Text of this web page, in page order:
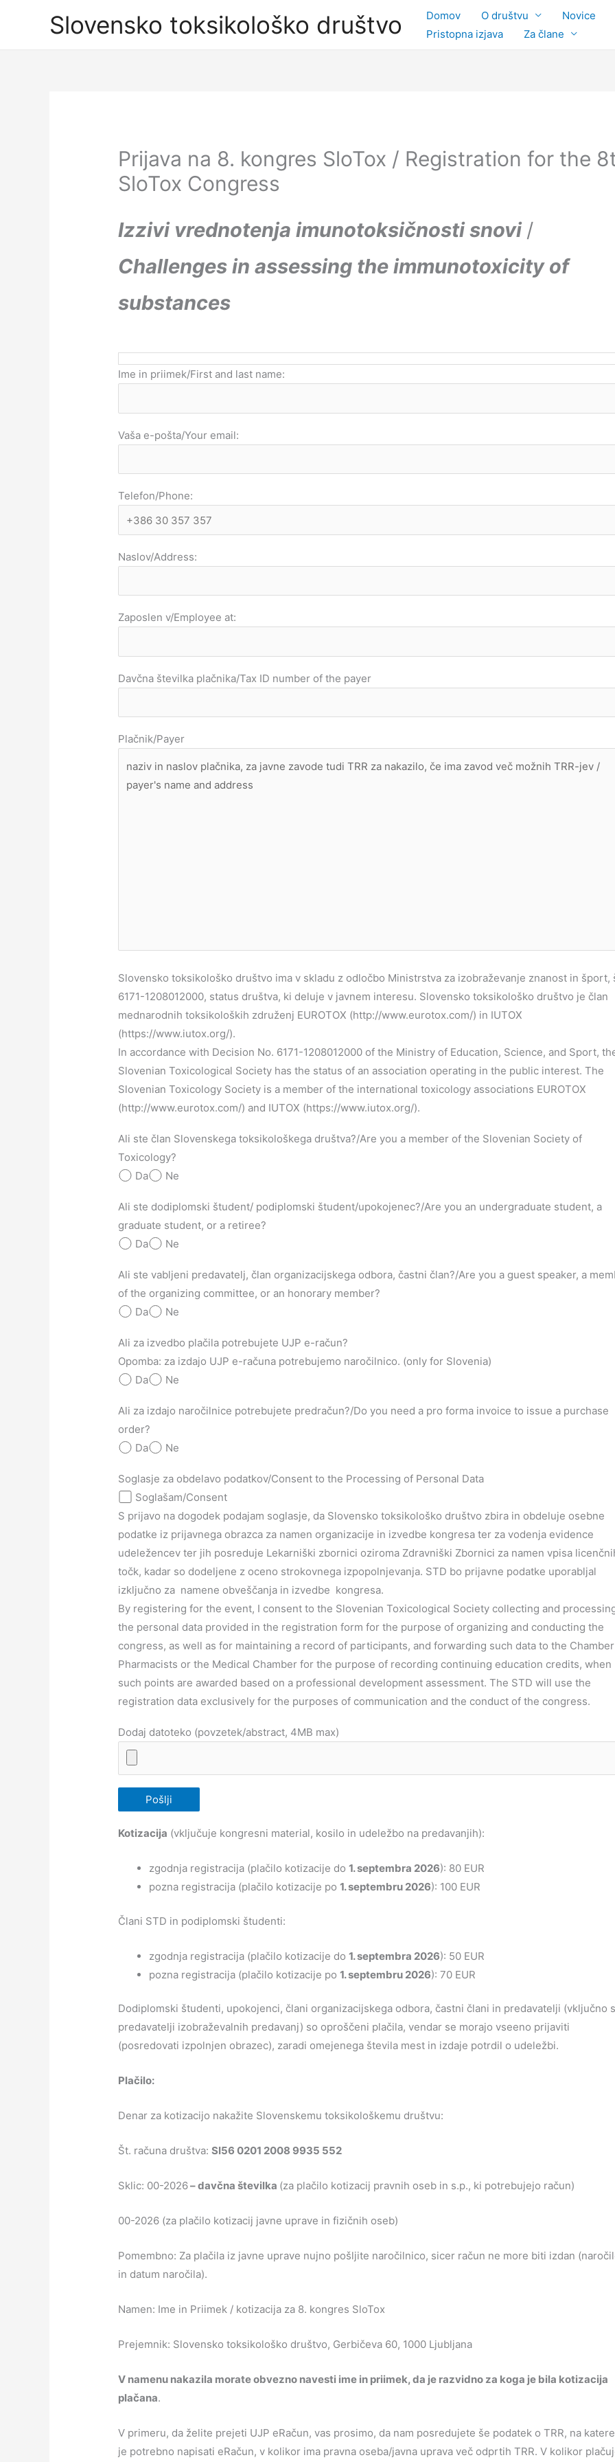
Slovensko toksikološko društvo Domov O društvu
Novice
Pristopna izjava
Za člane
Prijava na 8. kongres SloTox / Registration for the
SloTox Congress
Izzivi vrednotenja imunotoksičnosti snovi /
Challenges in assessing the immunotoxicity of
substances
Ime in priimek/First and last name:
Vaša e-pošta/Your email:
Telefon/Phone:
Naslov/Address:
Zaposlen v/Employee at:
Davčna številka plačnika/Tax ID number of the payer
Plačnik/Payer
Slovensko toksikološko društvo ima v skladu z odločbo Ministrstva za izobraževanje znanost in šport,
6171-1208012000, status društva, ki deluje v javnem interesu. Slovensko toksikološko društvo je član
mednarodnih toksikoloških združenj EUROTOX (http://www.eurotox.com/) in IUTOX
(https://www.iutox.org/).
In accordance with Decision No. 6171-1208012000 of the Ministry of Education, Science, and Sport,
Slovenian Toxicological Society has the status of an association operating in the public interest. The
Slovenian Toxicology Society is a member of the international toxicology associations EUROTOX
(http://www.eurotox.com/) and IUTOX (https://www.iutox.org/).
Ali ste član Slovenskega toksikološkega društva?/Are you a member of the Slovenian Society of
Toxicology?
Da
Ne
Ali ste dodiplomski študent/ podiplomski študent/upokojenec?/Are you an undergraduate student, a
graduate student, or a retiree?
Da
Ne
Ali ste vabljeni predavatelj, član organizacijskega odbora, častni član?/Are you a guest speaker, a
of the organizing committee, or an honorary member?
Da
Ne
Ali za izvedbo plačila potrebujete UJP e-račun?
Opomba: za izdajo UJP e-računa potrebujemo naročilnico. (only for Slovenia)
Da
Ne
Ali za izdajo naročilnice potrebujete predračun?/Do you need a pro forma invoice to issue a purchase
order?
Da
Ne
Soglasje za obdelavo podatkov/Consent to the Processing of Personal Data
Soglašam/Consent
S prijavo na dogodek podajam soglasje, da Slovensko toksikološko društvo zbira in obdeluje osebne
podatke iz prijavnega obrazca za namen organizacije in izvedbe kongresa ter za vodenja evidence
udeležencev ter jih posreduje Lekarniški zbornici oziroma Zdravniški Zbornici za namen vpisa
točk, kadar so dodeljene z oceno strokovnega izpopolnjevanja. STD bo prijavne podatke uporabljal
izključno za namene obveščanja in izvedbe kongresa.
By registering for the event, I consent to the Slovenian Toxicological Society collecting and
the personal data provided in the registration form for the purpose of organizing and conducting the
congress, as well as for maintaining a record of participants, and forwarding such data to the
Pharmacists or the Medical Chamber for the purpose of recording continuing education credits, when
such points are awarded based on a professional development assessment. The STD will use the
registration data exclusively for the purposes of communication and the conduct of the congress.
Dodaj datoteko (povzetek/abstract, 4MB max)
Kotizacija (vključuje kongresni material, kosilo in udeležbo na predavanjih):
zgodnja registracija (plačilo kotizacije do1. septembra 2026): 80 EUR
pozna registracija (plačilo kotizacije po1. septembru 2026): 100 EUR
Člani STD in podiplomski študenti:
zgodnja registracija (plačilo kotizacije do1. septembra 2026): 50 EUR
pozna registracija (plačilo kotizacije po1. septembru 2026): 70 EUR
Dodiplomski študenti, upokojenci, člani organizacijskega odbora, častni člani in predavatelji (vključno
predavatelji izobraževalnih predavanj) so oproščeni plačila, vendar se morajo vseeno prijaviti
(posredovati izpolnjen obrazec), zaradi omejenega števila mest in izdaje potrdil o udeležbi.
Plačilo:
Denar za kotizacijo nakažite Slovenskemu toksikološkemu društvu:
Št. računa društva:SI56 0201 2008 9935 552
Sklic: 00-2026– davčna številka (za plačilo kotizacij pravnih oseb in s.p., ki potrebujejo račun)
00-2026 (za plačilo kotizacij javne uprave in fizičnih oseb)
Pomembno: Za plačila iz javne uprave nujno pošljite naročilnico, sicer račun ne more biti izdan
in datum naročila).
Namen: Ime in Priimek / kotizacija za 8. kongres SloTox
Prejemnik: Slovensko toksikološko društvo, Gerbičeva 60, 1000 Ljubljana
V namenu nakazila morate obvezno navesti ime in priimek, da je razvidno za koga je bila kotizacija
plačana.
V primeru, da želite prejeti UJP eRačun, vas prosimo, da nam posredujete še podatek o TRR, na
je potrebno napisati eRačun, v kolikor ima pravna oseba/javna uprava več odprtih TRR. V kolikor